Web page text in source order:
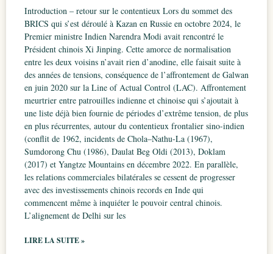
Introduction – retour sur le contentieux Lors du sommet des
BRICS qui s’est déroulé à Kazan en Russie en octobre 2024, le
Premier ministre Indien Narendra Modi avait rencontré le
Président chinois Xi Jinping. Cette amorce de normalisation
entre les deux voisins n’avait rien d’anodine, elle faisait suite à
des années de tensions, conséquence de l’affrontement de Galwan
en juin 2020 sur la Line of Actual Control (LAC). Affrontement
meurtrier entre patrouilles indienne et chinoise qui s’ajoutait à
une liste déjà bien fournie de périodes d’extrême tension, de plus
en plus récurrentes, autour du contentieux frontalier sino-indien
(conflit de 1962, incidents de Chola–Nathu-La (1967),
Sumdorong Chu (1986), Daulat Beg Oldi (2013), Doklam
(2017) et Yangtze Mountains en décembre 2022. En parallèle,
les relations commerciales bilatérales se cessent de progresser
avec des investissements chinois records en Inde qui
commencent même à inquiéter le pouvoir central chinois.
L’alignement de Delhi sur les
LIRE LA SUITE »